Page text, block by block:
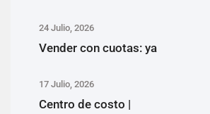
24 Julio, 2026
Vender con cuotas: ya
17 Julio, 2026
Centro de costo |